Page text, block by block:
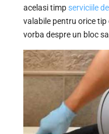
acelasi timp serviciile
valabile pentru orice
vorba despre un bloc